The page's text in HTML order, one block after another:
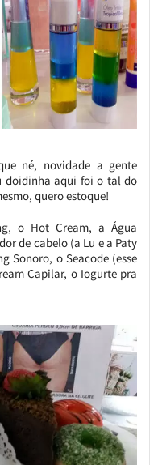
né, novidade a gente
doidinha aqui foi o tal do
quero estoque!
o Hot Cream, a Água
de cabelo (a Lu e a Paty
Sonoro, o Seacode (esse
Capilar, o Iogurte pra